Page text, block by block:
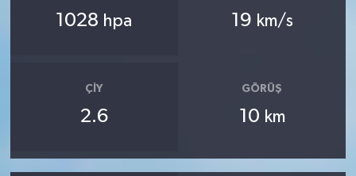
1028 hpa 19 km/s
ÇIY
2.6
GÖRÜŞ
10 km